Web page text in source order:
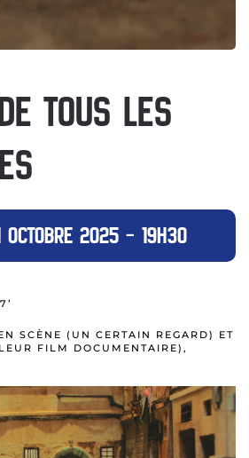
TOUS LES
OCTOBRE 2025 – 19H30
SCÈNE (UN CERTAIN REGARD) ET
FILM DOCUMENTAIRE),